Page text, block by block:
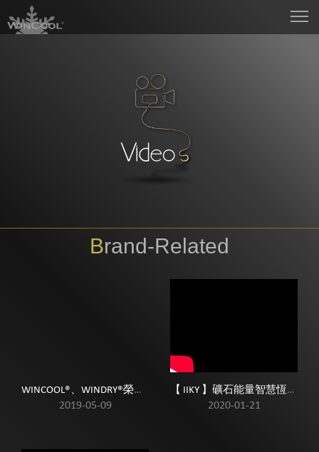
Brand-Related
WINCOOL®、WINDRY®榮獲肯定-國家發明創作獎-銀獎
2019-05-09
【 IIKY 】礦石能量智慧恆溫科技被
2020-01-21